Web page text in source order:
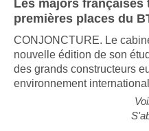
Les majors françaises
premières places du
CONJONCTURE. Le
nouvelle édition de son
des grands constructeurs